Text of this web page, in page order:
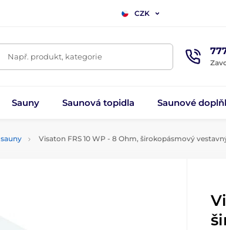
CZK
Např. produkt, kategorie
Sauny Saunová topidla Saunové
Visaton FRS 10 WP - 8 Ohm, širokopásmový